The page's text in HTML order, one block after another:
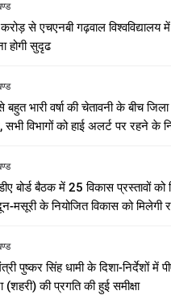
मानकों से कोई समझौता नहींः डीएम
से एचएनबी गढ़वाल विश्वविद्यालय
होगी सुदृढ
बहुत भारी वर्षा की चेतावनी के बीच
सभी विभागों को हाई अलर्ट पर रहने के
बोर्ड बैठक में 25 विकास प्रस्तावों को
मसूरी के नियोजित विकास को मिलेगी
पुष्कर सिंह धामी के दिशा-निर्देशों में
(शहरी) की प्रगति की हुई समीक्षा
की हुई समीक्षा
उत्तराखण्ड
बैरागीवाला हत्याकांड के फरार
अभियुक्त को दून पुलिस ने
भारी बारिश का अलर्ट! 6